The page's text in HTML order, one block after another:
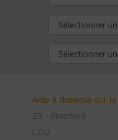
Aide à domicile sur
29 - Finistère
CDD